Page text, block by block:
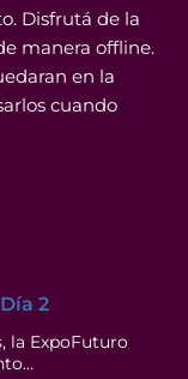
Disfrutá de la
manera offline.
en la
cuando
2
la ExpoFuturo